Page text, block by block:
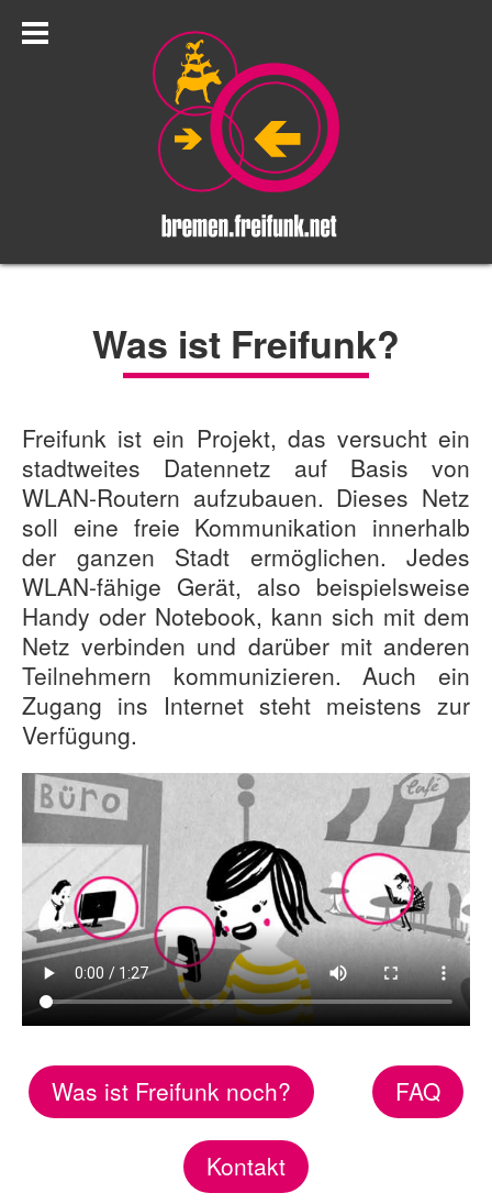
Was ist Freifunk?
Freifunk ist ein Projekt, das versucht ein
stadtweites Datennetz auf Basis von
WLAN-Routern aufzubauen. Dieses Netz
soll eine freie Kommunikation innerhalb
der ganzen Stadt ermöglichen. Jedes
WLAN-fähige Gerät, also beispielsweise
Handy oder Notebook, kann sich mit dem
Netz verbinden und darüber mit anderen
Teilnehmern kommunizieren. Auch ein
Zugang ins Internet steht meistens zur
Verfügung.
Was ist Freifunk noch? FAQ
Kontakt